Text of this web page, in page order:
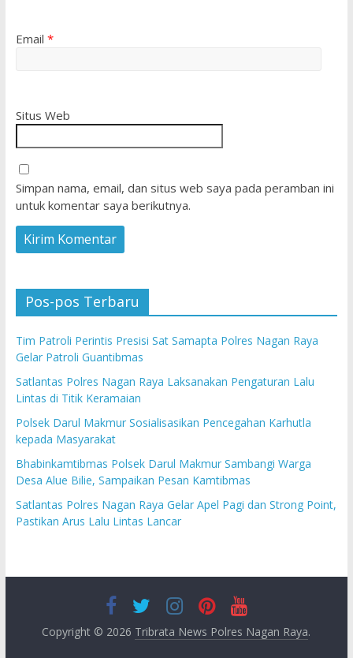
Email *
Situs Web
Simpan nama, email, dan situs web saya pada peramban ini
untuk komentar saya berikutnya.
Pos-pos Terbaru
Tim Patroli Perintis Presisi Sat Samapta Polres Nagan Raya
Gelar Patroli Guantibmas
Satlantas Polres Nagan Raya Laksanakan Pengaturan Lalu
Lintas di Titik Keramaian
Polsek Darul Makmur Sosialisasikan Pencegahan Karhutla
kepada Masyarakat
Bhabinkamtibmas Polsek Darul Makmur Sambangi Warga
Desa Alue Bilie, Sampaikan Pesan Kamtibmas
Satlantas Polres Nagan Raya Gelar Apel Pagi dan Strong Point,
Pastikan Arus Lalu Lintas Lancar
Copyright © 2026 Tribrata News Polres Nagan Raya.